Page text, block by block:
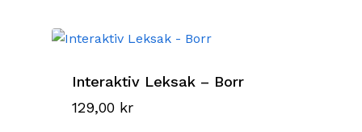
Interaktiv Leksak – Borr
129,00 kr